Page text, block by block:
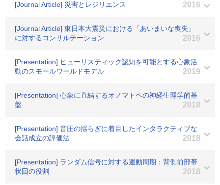
[Journal Article] 災害とレジリエンス 2016
[Journal Article] 東日本大震災における「あいまいな喪失」
に対するコンサルテーション
2016
[Presentation] ヒューリスティック認知を可能とする心象活
動のスモールワールドモデル
2019
[Presentation] 心象に直結するオノマトペの神経生理学的基
盤
2018
[Presentation] 音圧の揺らぎに着目したインタラクティブな
会話成立の評価法
2018
[Presentation] ランダム信号に対する運動周期：背側前部帯
状回の役割
2018